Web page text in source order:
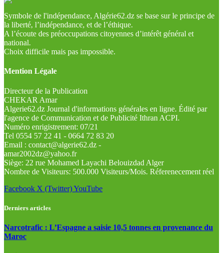
Symbole de l'indépendance, Algérie62.dz se base sur le principe de
la liberté, l’indépendance, et de l’éthique.
A l’écoute des préoccupations citoyennes d’intérêt général et
national.
Choix difficile mais pas impossible.
Mention Légale
Directeur de la Publication
CHEKAR Amar
Algerie62.dz Journal d'informations générales en ligne. Édité par
l'agence de Communication et de Publicité Ithran ACPI.
Numéro enrigistrement: 07/21
Tel 0554 57 22 41 - 0664 72 83 20
Email : contact@algerie62.dz -
amar2002dz@yahoo.fr
Siège: 22 rue Mohamed Layachi Belouizdad Alger
Nombre de Visiteurs: 500.000 Visiteurs/Mois. Réferenecement réel
Facebook X (Twitter)YouTube
Derniers articles
Narcotrafic : L’Espagne a saisie 10,5 tonnes en provenance du
Maroc